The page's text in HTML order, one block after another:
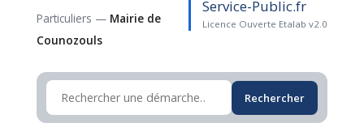
Particuliers — Mairie de
Counozouls
Service-Public.fr
Licence Ouverte Etalab v2.0
Rechercher